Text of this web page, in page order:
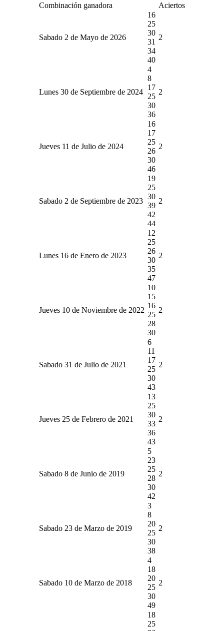
Combinación ganadora Aciertos
Sabado 2 de Mayo de 2026
16
25
30
31
34
40
2
Lunes 30 de Septiembre de 2024
4
8
17
25
30
36
2
Jueves 11 de Julio de 2024
16
17
25
26
30
46
2
Sabado 2 de Septiembre de 2023
19
25
30
39
42
44
2
Lunes 16 de Enero de 2023
12
25
26
30
35
47
2
Jueves 10 de Noviembre de 2022
10
15
16
25
28
30
2
Sabado 31 de Julio de 2021
6
11
17
25
30
43
2
Jueves 25 de Febrero de 2021
13
25
30
33
36
43
2
Sabado 8 de Junio de 2019
5
23
25
28
30
42
2
Sabado 23 de Marzo de 2019
3
8
20
25
30
38
2
Sabado 10 de Marzo de 2018
4
18
20
25
30
49
2
18
25